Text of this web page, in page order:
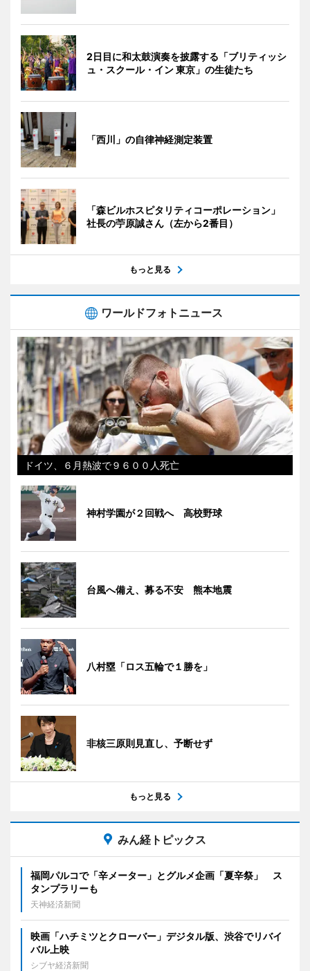
2日目に和太鼓演奏を披露する「ブリティッシ
ュ・スクール・イン 東京」の生徒たち
「西川」の自律神経測定装置
「森ビルホスピタリティコーポレーション」
社長の苧原誠さん（左から2番目）
もっと見る
ワールドフォトニュース
ドイツ、６月熱波で９６００人死亡
神村学園が２回戦へ 高校野球
台風へ備え、募る不安 熊本地震
八村塁「ロス五輪で１勝を」
非核三原則見直し、予断せず
もっと見る
みん経トピックス
福岡パルコで「辛メーター」とグルメ企画「夏辛祭」 ス
タンプラリーも
天神経済新聞
映画「ハチミツとクローバー」デジタル版、渋谷でリバイ
バル上映
シブヤ経済新聞